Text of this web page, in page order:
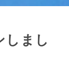
しまし